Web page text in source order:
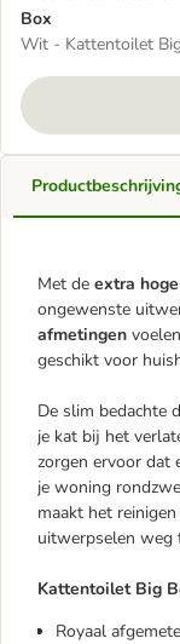
Box
Wit - Kattentoilet
Met de extra
ongewenste
afmetingen
geschikt voor
De slim bedachte
je kat bij het
zorgen ervoor dat
je woning
maakt het
uitwerpselen weg
Kattentoilet Big
Royaal